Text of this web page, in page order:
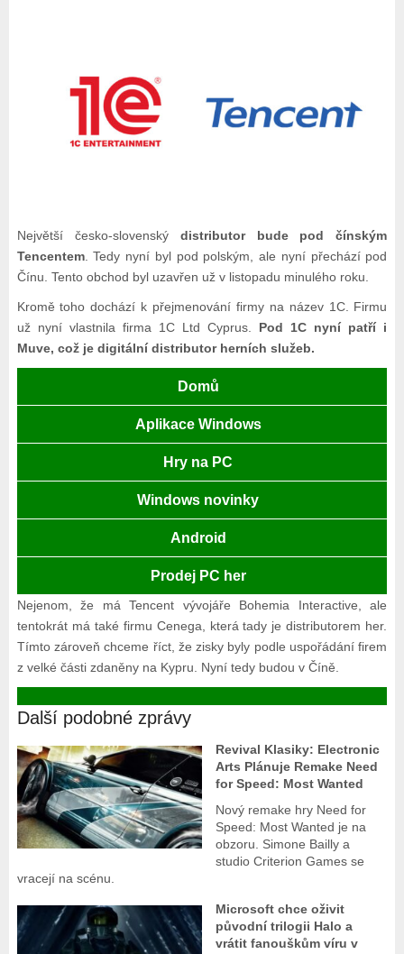
Největší česko-slovenský distributor bude pod čínským
Tencentem. Tedy nyní byl pod polským, ale nyní přechází pod
Čínu. Tento obchod byl uzavřen už v listopadu minulého roku.
Kromě toho dochází k přejmenování firmy na název 1C. Firmu
už nyní vlastnila firma 1C Ltd Cyprus. Pod 1C nyní patří i
Muve, což je digitální distributor herních služeb.
Domů
Aplikace Windows
Hry na PC
Windows novinky
Android
Prodej PC her
Nejenom, že má Tencent vývojáře Bohemia Interactive, ale
tentokrát má také firmu Cenega, která tady je distributorem her.
Tímto zároveň chceme říct, že zisky byly podle uspořádání firem
z velké části zdaněny na Kypru. Nyní tedy budou v Číně.
Další podobné zprávy
Revival Klasiky: Electronic
Arts Plánuje Remake Need
for Speed: Most Wanted
Nový remake hry Need for
Speed: Most Wanted je na
obzoru. Simone Bailly a
studio Criterion Games se
vracejí na scénu.
Microsoft chce oživit
původní trilogii Halo a
vrátit fanouškům víru v